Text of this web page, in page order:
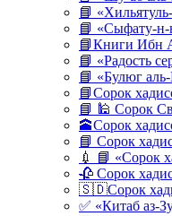
📘
📘 «Сыфату-н-
📘Книги Ибн
📘 «Радость
📘 «Булюг
📘Сорок
📘 🕌 Сорок
🕋Сорок
📘 Сорок
💉 📘 «Сорок
🥀 Сорок
🇸🇩Сорок
✅ «Китаб аз-